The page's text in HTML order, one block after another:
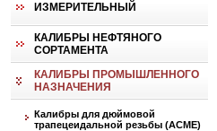
ИЗМЕРИТЕЛЬНЫЙ
КАЛИБРЫ НЕФТЯНОГО
СОРТАМЕНТА
КАЛИБРЫ ПРОМЫШЛЕННОГО
НАЗНАЧЕНИЯ
Калибры для дюймовой
трапецеидальной резьбы (АСМЕ)